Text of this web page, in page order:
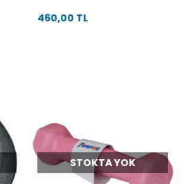
460,00 TL
STOKTA YOK